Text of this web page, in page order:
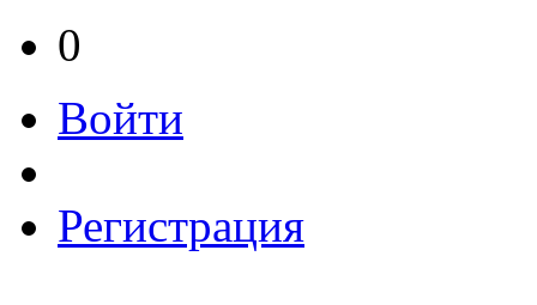
0
Войти
Регистрация